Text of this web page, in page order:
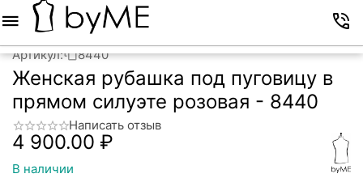
Артикул: 8440
Женская рубашка под пуговицу в
прямом силуэте розовая - 8440
Написать отзыв
4 900.00 ₽
В наличии
Меню Корзина Контакты